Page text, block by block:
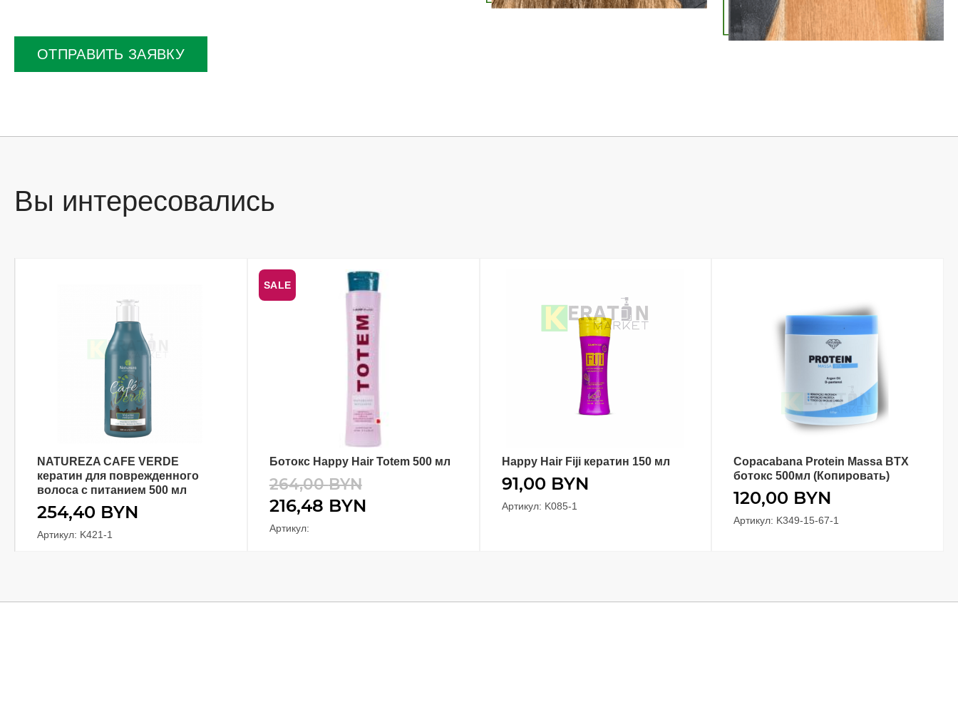
поле
пустым.
ОТПРАВИТЬ ЗАЯВКУ
Вы интересовались
В КОРЗИНУ
NATUREZA CAFE VERDE
кератин для поврежденного
волоса с питанием 500 мл
254,40 BYN
Артикул: K421-1
SALE
В КОРЗИНУ
Ботокс Happy Hair Totem 500 мл
264,00BYN
216,48 BYN
Артикул:
В КОРЗИНУ
Happy Hair Fiji кератин 150 мл
91,00 BYN
Артикул: K085-1
В КОРЗИНУ
Copacabana Protein Massa BTX
ботокс 500мл (Копировать)
120,00 BYN
Артикул: K349-15-67-1